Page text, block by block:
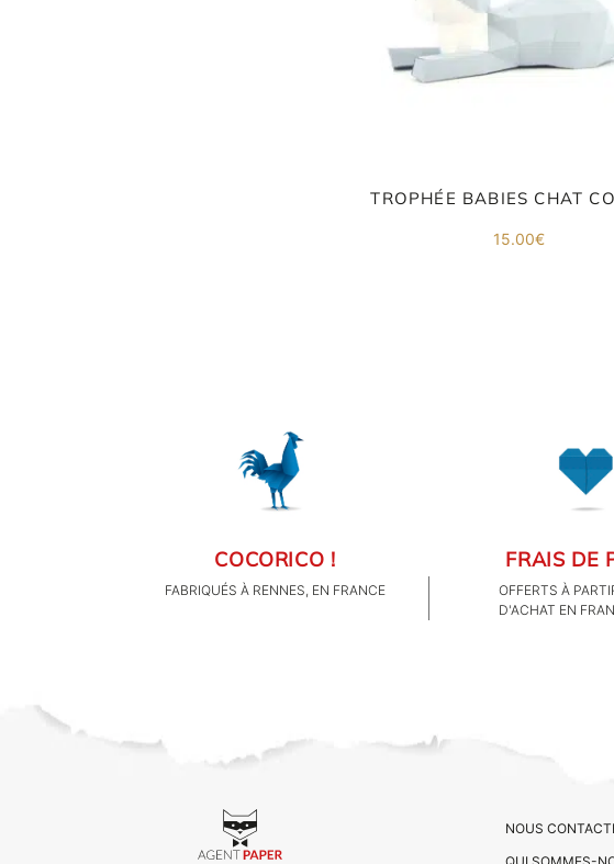
TROPHÉE BABIES CHAT
15.00€
COCORICO !
FABRIQUÉS À RENNES, EN FRANCE
FRAIS DE
OFFERTS À
D'ACHAT EN
NOUS